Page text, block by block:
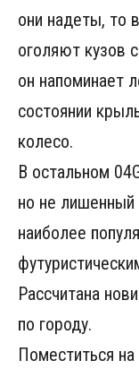
они надеты, то
оголяют кузов
он напоминает
состоянии
колесо.
В остальном
но не лишенный
наиболее
Рассчитана
по городу.
Поместиться